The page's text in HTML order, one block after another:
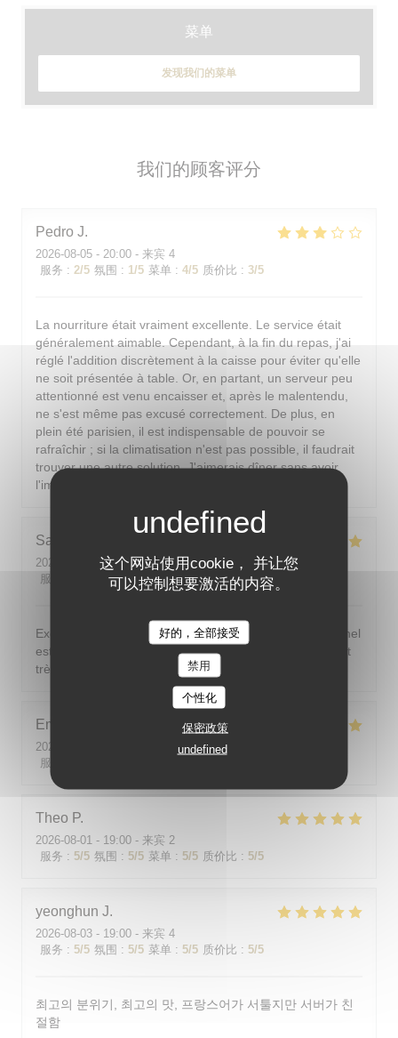
这个网站使用cookie， 并让您
可以控制想要激活的内容。
好的，全部接受
禁用
个性化
保密政策
undefined
我们的顾客评分
Pedro J
2026-08-05 - 20:00 - 来宾 4
服务 : 2/5 氛围 : 1/5 菜单 : 4/5 质价比 : 3/5
La nourriture était vraiment excellente. Le service était
généralement aimable. Cependant, à la fin du repas, j'ai
réglé l'addition discrètement à la caisse pour éviter qu'elle
ne soit présentée à table. Or, en partant, un serveur peu
attentionné est venu encaisser et, après le malentendu,
ne s'est même pas excusé correctement. De plus, en
plein été parisien, il est indispensable de pouvoir se
rafraîchir ; si la climatisation n'est pas possible, il faudrait
trouver une autre solution. J'aimerais dîner sans avoir
l'impression d'être dans un sauna.
Sarah-Lou
2026-08-03
- 19:30 - 来宾 4
服务
氛围: 5 /5 菜单: 5/5 质价比: 5/5
Excellent ! Tout est délicieux, bien présentés, le personnel
est vraiment au top : accueillant, souriant, attentionné et
très professionnel. Je recommande sans hésiter !
Emilie
2026-08-05
服务
Theo P
2026-08-01 - 19:00 - 来宾 2
服务 : 5/5 氛围 : 5/5 菜单 : 5/5 质价比 : 5/5
yeonghun J
2026-08-03 - 19:00 - 来宾 4
服务 : 5/5 氛围 : 5/5 菜单 : 5/5 质价比 : 5/5
최고의 분위기, 최고의 맛, 프랑스어가 서툴지만 서버가 친
절함
菜单
发现我们的菜单